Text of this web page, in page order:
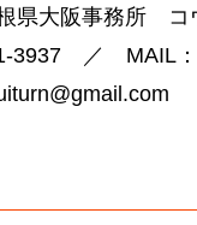
県大阪事務所 コ
3937 ／ MAIL：